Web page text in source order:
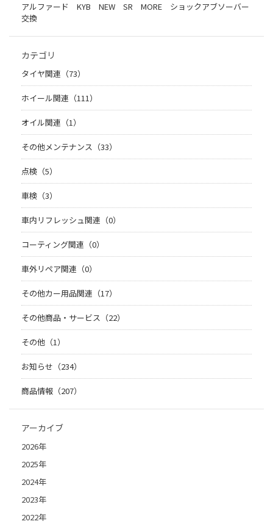
アルファード KYB NEW SR MORE ショックアブソーバー
交換
カテゴリ
タイヤ関連（73）
ホイール関連（111）
オイル関連（1）
その他メンテナンス（33）
点検（5）
車検（3）
車内リフレッシュ関連（0）
コーティング関連（0）
車外リペア関連（0）
その他カー用品関連（17）
その他商品・サービス（22）
その他（1）
お知らせ（234）
商品情報（207）
アーカイブ
2026年
2025年
2024年
2023年
2022年